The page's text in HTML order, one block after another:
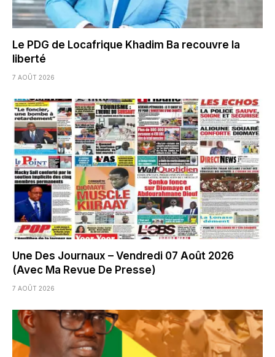
Le PDG de Locafrique Khadim Ba recouvre la
liberté
7 AOÛT 2026
Une Des Journaux – Vendredi 07 Août 2026
(Avec Ma Revue De Presse)
7 AOÛT 2026